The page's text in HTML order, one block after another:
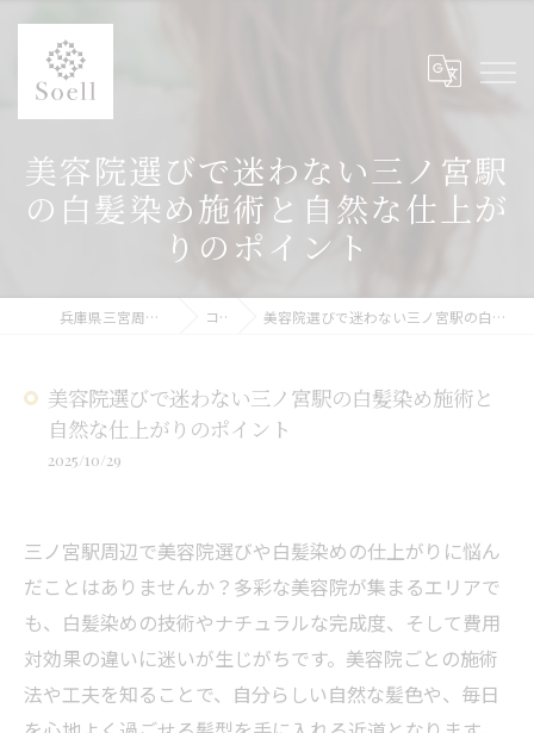
美容院選びで迷わない三ノ宮駅
の白髪染め施術と自然な仕上が
りのポイント
兵庫県三宮周辺の美容院ならSoell コラム 美容院選びで迷わない三ノ宮駅の白髪染め施術と自然な仕上がりのポイント
美容院選びで迷わない三ノ宮駅の白髪染め施術と
自然な仕上がりのポイント
2025/10/29
三ノ宮駅周辺で美容院選びや白髪染めの仕上がりに悩ん
だことはありませんか？多彩な美容院が集まるエリアで
も、白髪染めの技術やナチュラルな完成度、そして費用
対効果の違いに迷いが生じがちです。美容院ごとの施術
法や工夫を知ることで、自分らしい自然な髪色や、毎日